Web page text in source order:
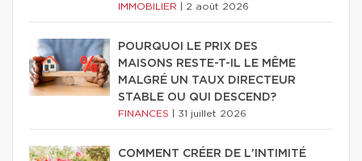
IMMOBILIER 2 août 2026
POURQUOI LE PRIX DES
MAISONS RESTE-T-IL LE MÊME
MALGRÉ UN TAUX DIRECTEUR
STABLE OU QUI DESCEND?
FINANCES 31 juillet 2026
COMMENT CRÉER DE L'INTIMITÉ